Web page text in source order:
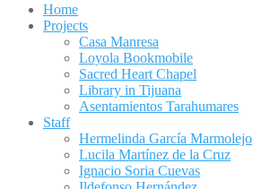
Home
Projects
Casa Manresa
Loyola Bookmobile
Sacred Heart Chapel
Library in Tijuana
Asentamientos Tarahumares
Staff
Hermelinda García Marmolejo
Lucila Martínez de la Cruz
Ignacio Soria Cuevas